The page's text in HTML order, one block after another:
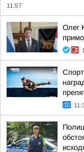
11:57
Олег